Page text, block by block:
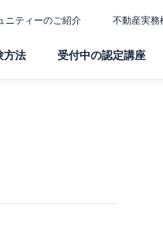
ニティーのご紹介 不動産実務
方法 受付中の認定講座